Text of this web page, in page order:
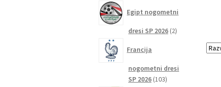
Egipt nogometni
dresi SP 2026 22
Francija
nogometni dresi
SP 2026 103103